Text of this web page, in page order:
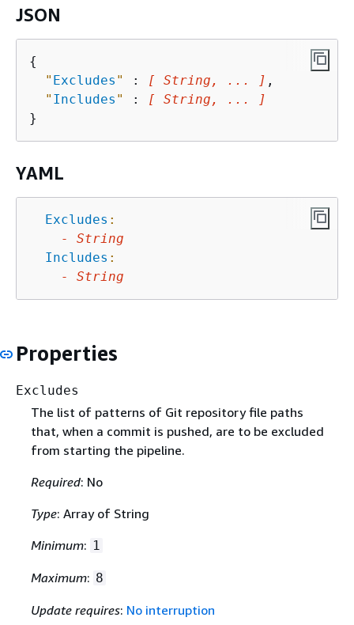
JSON
{
" Excludes " : [ String, ... ] ,
" Includes " :
[ String, ... ]
YAML
Excludes :
-
String
Includes :
-
String
Properties
Excludes
The list of patterns of Git repository file paths
that, when a commit is pushed, are to be excluded
from starting the pipeline.
Required: No
Type: Array of String
Minimum: 1
Maximum: 8
Update requires: No interruption